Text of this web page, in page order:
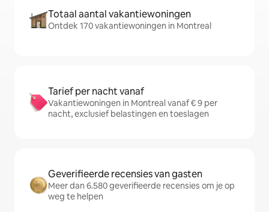
Totaal aantal vakantiewoningen
Ontdek 170 vakantiewoningen in Montreal
Tarief per nacht vanaf
Vakantiewoningen in Montreal vanaf € 9 per
nacht, exclusief belastingen en toeslagen
Geverifieerde recensies van gasten
Meer dan 6.580 geverifieerde recensies om je op
weg te helpen